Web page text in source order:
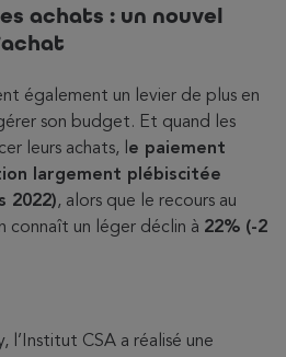
achats : un nouvel
également un levier de plus en
son budget. Et quand les
leurs achats, l e paiement
largement plébiscitée
2022), alors que le recours au
connaît un léger déclin à 22% (-2
l’Institut CSA a réalisé une